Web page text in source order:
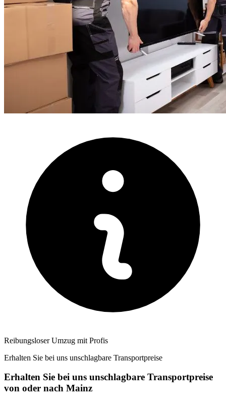
Reibungsloser Umzug mit Profis
Erhalten Sie bei uns unschlagbare Transportpreise
Erhalten Sie bei uns unschlagbare Transportpreise
von oder nach Mainz